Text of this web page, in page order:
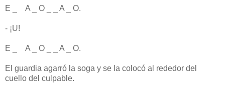
E _ A _ O _ _ A _ O.
- ¡U!
E _ A _ O _ _ A _ O.
El guardia agarró la soga y se la colocó al rededor del
cuello del culpable.